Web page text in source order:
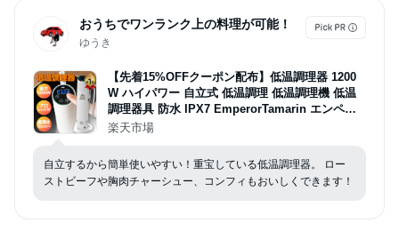
おうちでワンランク上の料理が可能！
ゆうき
【先着15%OFFクーポン配布】低温調理器 1200
W ハイパワー 自立式 低温調理 低温調理機 低温
調理器具 防水 IPX7 EmperorTamarin エンペラ
ータマリン スロークッカー タイマー 温度設定 タ
ーフ レシピ キッチン家電 ギフト
楽天市場
自立するから簡単使いやすい！重宝している低温調理器。 ロー
ストビーフや胸肉チャーシュー、コンフィもおいしくできます！